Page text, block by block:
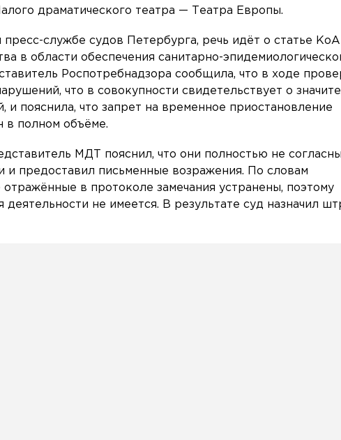
драматического театра — Театра Европы.
пресс-службе судов Петербурга, речь идёт о статье
в области обеспечения санитарно-
Роспотребнадзора сообщила, что в ходе
что в совокупности свидетельствует о
пояснила, что запрет на временное приостановление
в полном объёме.
МДТ пояснил, что они полностью не согласны
предоставил письменные возражения. По словам
в протоколе замечания устранены, поэтому
деятельности не имеется. В результате суд назначил